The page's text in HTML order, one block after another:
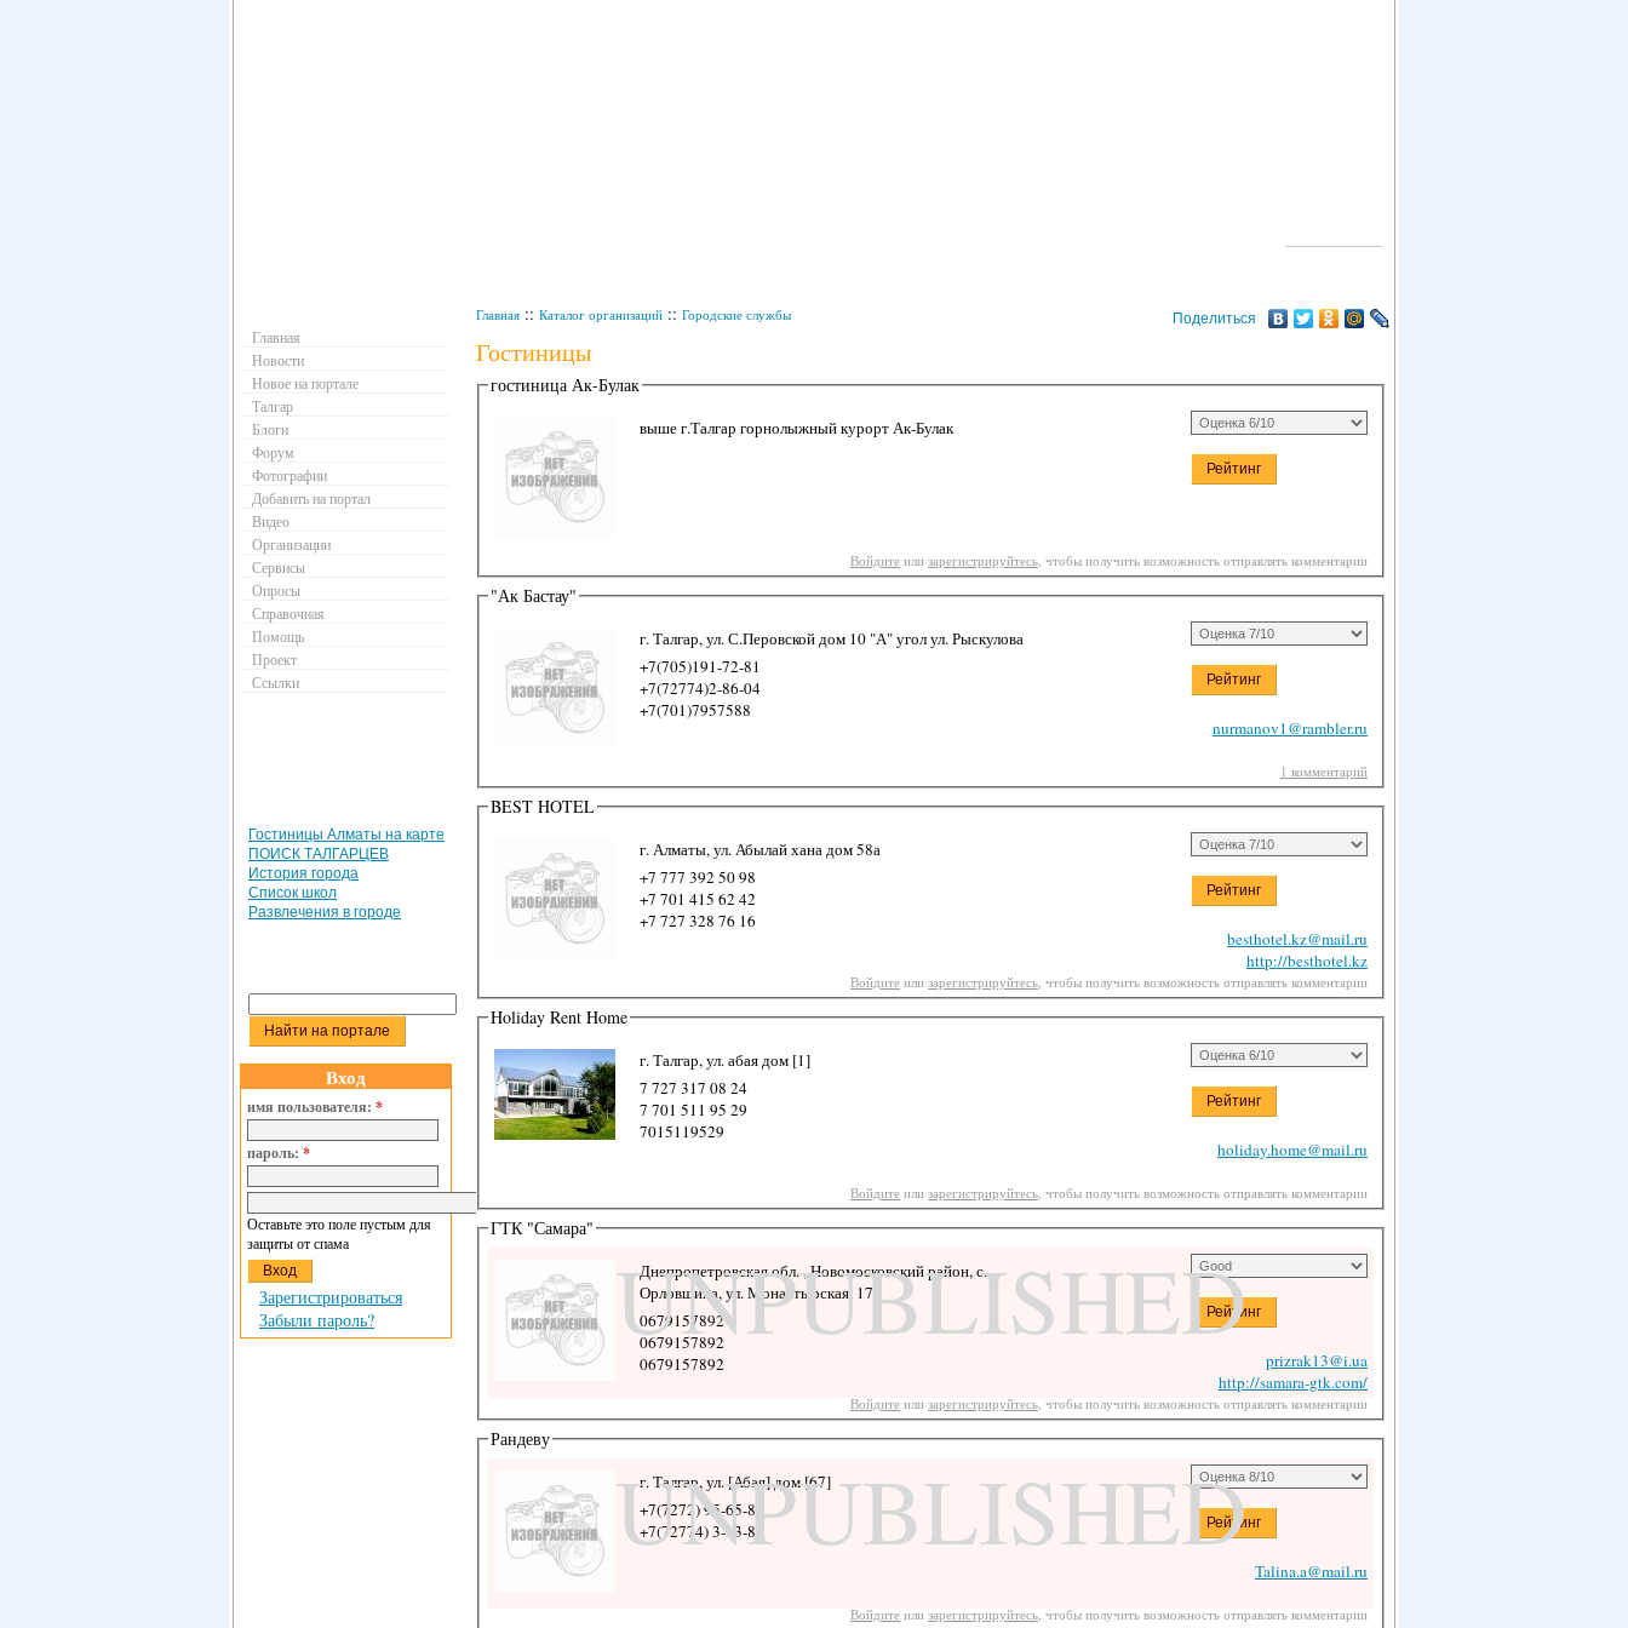
Поделиться
Главная :: Каталог организаций :: Городские службы
Гостиницы
гостиница Ак-Булак
выше г.Талгар горнолыжный курорт Ак-Булак
Войдите или зарегистрируйтесь, чтобы получить возможность отправлять комментарии
"Ак Бастау"
г. Талгар, ул. С.Перовской дом 10 "А" угол ул. Рыскулова
+7(705)191-72-81
+7(72774)2-86-04
+7(701)7957588
nurmanov1@rambler.ru
1 комментарий
BEST HOTEL
г. Алматы, ул. Абылай хана дом 58а
+7 777 392 50 98
+7 701 415 62 42
+7 727 328 76 16
besthotel.kz@mail.ru
http://besthotel.kz
Войдите или зарегистрируйтесь, чтобы получить возможность отправлять комментарии
Holiday Rent Home
г. Талгар, ул. абая дом [1]
7 727 317 08 24
7 701 511 95 29
7015119529
holiday.home@mail.ru
Войдите или зарегистрируйтесь, чтобы получить возможность отправлять комментарии
ГТК "Самара"
UNPUBLISHED
Днепропетровская обл. , Новомосковский район, с.
Орловщина, ул. Монастырская, 17
0679157892
0679157892
0679157892
prizrak13@i.ua
http://samara-gtk.com/
Войдите или зарегистрируйтесь, чтобы получить возможность отправлять комментарии
Рандеву
UNPUBLISHED
г. Талгар, ул. [Абая] дом [67]
+7(7272) 95-65-83
+7(72774) 3-13-86
Talina.a@mail.ru
Войдите или зарегистрируйтесь, чтобы получить возможность отправлять комментарии
Главная
Новости
Новое на портале
Талгар
Блоги
Форум
Фотографии
Добавить на портал
Видео
Организации
Сервисы
Опросы
Справочная
Помощь
Проект
Ссылки
Гостиницы Алматы на карте
ПОИСК ТАЛГАРЦЕВ
История города
Список школ
Развлечения в городе
Вход
имя пользователя: *
пароль: *
Оставьте это поле пустым для
защиты от спама
Зарегистрироваться
Забыли пароль?